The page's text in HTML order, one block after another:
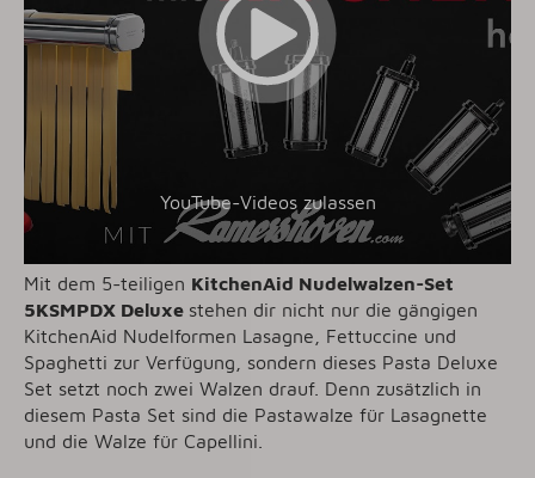
YouTube-Videos zulassen
Mit dem 5-teiligen KitchenAid Nudelwalzen-Set
5KSMPDX Deluxe stehen dir nicht nur die gängigen
KitchenAid Nudelformen Lasagne, Fettuccine und
Spaghetti zur Verfügung, sondern dieses Pasta Deluxe
Set setzt noch zwei Walzen drauf. Denn zusätzlich in
diesem Pasta Set sind die Pastawalze für Lasagnette
und die Walze für Capellini.